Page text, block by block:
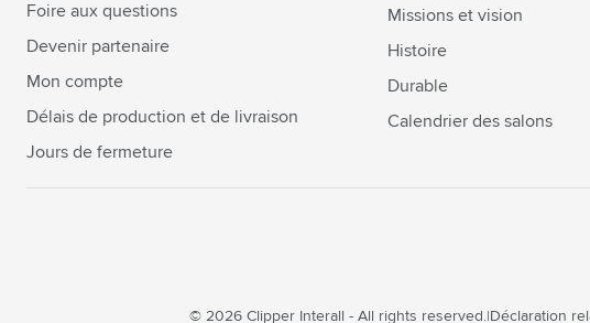
Foire aux questions
Devenir partenaire
Mon compte
Délais de production et de livraison
Jours de fermeture
Missions et vision
Histoire
Durable
Calendrier des salons
© 2026 Clipper Interall - All rights reserved. Déclaration